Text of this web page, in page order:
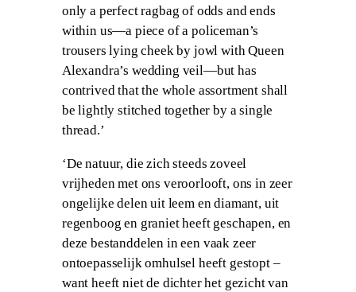
only a perfect ragbag of odds and ends
within us—a piece of a policeman’s
trousers lying cheek by jowl with Queen
Alexandra’s wedding veil—but has
contrived that the whole assortment shall
be lightly stitched together by a single
thread.’
‘De natuur, die zich steeds zoveel
vrijheden met ons veroorlooft, ons in zeer
ongelijke delen uit leem en diamant, uit
regenboog en graniet heeft geschapen, en
deze bestanddelen in een vaak zeer
ontoepasselijk omhulsel heeft gestopt –
want heeft niet de dichter het gezicht van